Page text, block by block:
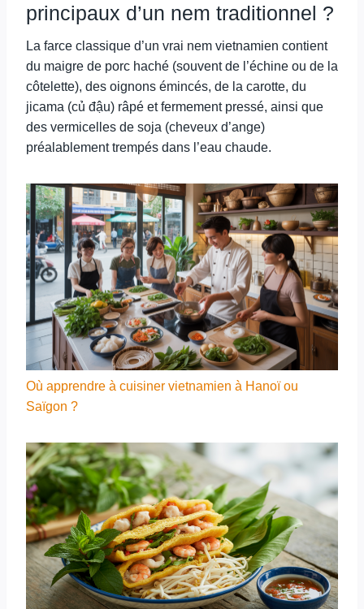
principaux d’un nem traditionnel ?
La farce classique d’un vrai nem vietnamien contient
du maigre de porc haché (souvent de l’échine ou de la
côtelette), des oignons émincés, de la carotte, du
jicama (củ đậu) râpé et fermement pressé, ainsi que
des vermicelles de soja (cheveux d’ange)
préalablement trempés dans l’eau chaude.
Où apprendre à cuisiner vietnamien à Hanoï ou
Saïgon ?